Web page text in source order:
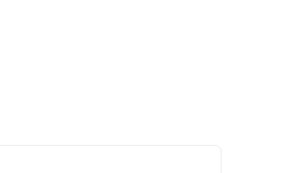
de bu tarihi mekanın
yerlere girmeyiniz.